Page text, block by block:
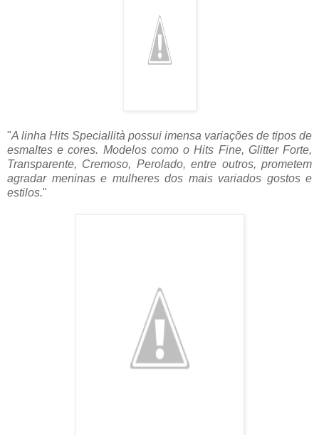
"A linha Hits Speciallità possui imensa variações de tipos de
esmaltes e cores. Modelos como o Hits Fine, Glitter Forte,
Transparente, Cremoso, Perolado, entre outros, prometem
agradar meninas e mulheres dos mais variados gostos e
estilos."